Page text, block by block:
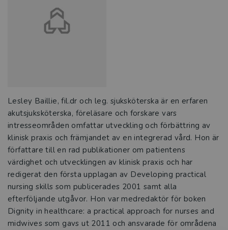
Lesley Baillie, fil.dr och leg. sjuksköterska är en erfaren
akutsjuksköterska, föreläsare och forskare vars
intresseområden omfattar utveckling och förbättring av
klinisk praxis och främjandet av en integrerad vård. Hon är
författare till en rad publikationer om patientens
värdighet och utvecklingen av klinisk praxis och har
redigerat den första upplagan av Developing practical
nursing skills som publicerades 2001 samt alla
efterföljande utgåvor. Hon var medredaktör för boken
Dignity in healthcare: a practical approach for nurses and
midwives som gavs ut 2011 och ansvarade för områdena